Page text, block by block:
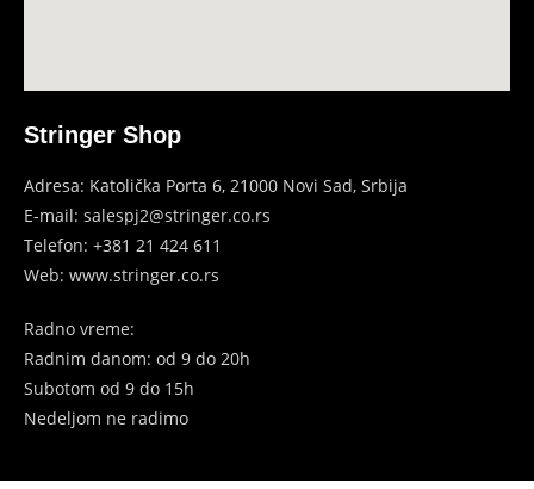
Stringer Shop
Adresa: Katolička Porta 6, 21000 Novi Sad, Srbija
E-mail: salespj2@stringer.co.rs
Telefon: +381 21 424 611
Web: www.stringer.co.rs
Radno vreme:
Radnim danom: od 9 do 20h
Subotom od 9 do 15h
Nedeljom ne radimo